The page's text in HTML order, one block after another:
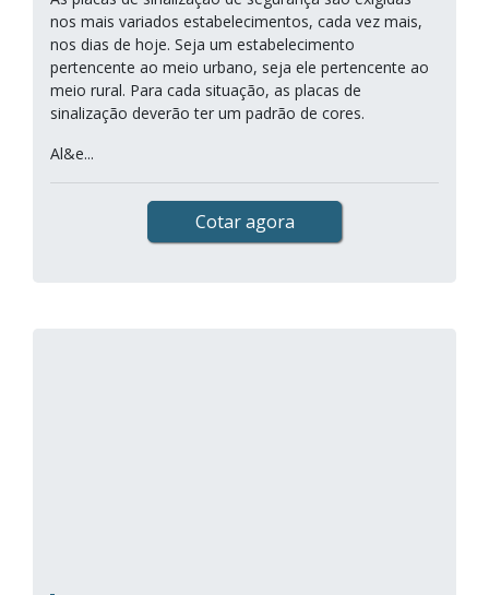
nos mais variados estabelecimentos, cada vez mais,
nos dias de hoje. Seja um estabelecimento
pertencente ao meio urbano, seja ele pertencente ao
meio rural. Para cada situação, as placas de
sinalização deverão ter um padrão de cores.
Al&e...
Cotar agora